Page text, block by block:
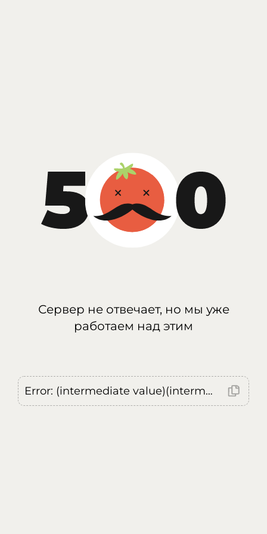
Сервер не отвечает, но мы уже
работаем над этим
Error: (intermediate value)(intermediate value)(intermediate value).replaceAll is not a function